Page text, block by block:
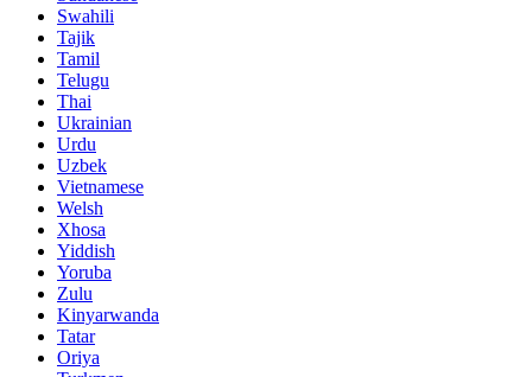
Swahili
Tajik
Tamil
Telugu
Thai
Ukrainian
Urdu
Uzbek
Vietnamese
Welsh
Xhosa
Yiddish
Yoruba
Zulu
Kinyarwanda
Tatar
Oriya